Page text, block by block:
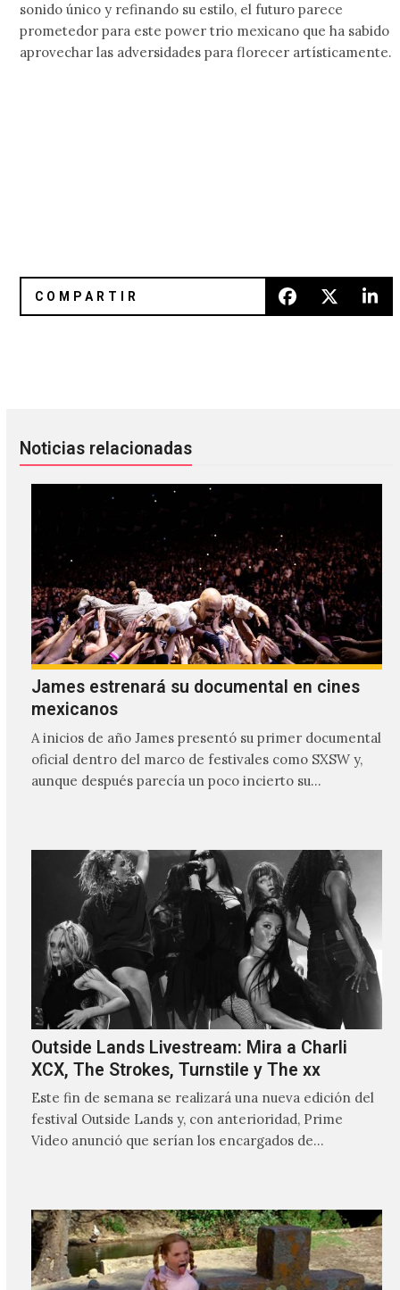
sonido único y refinando su estilo, el futuro parece
prometedor para este power trio mexicano que ha sabido
aprovechar las adversidades para florecer artísticamente.
Noticias relacionadas
James estrenará su documental en cines
mexicanos
A inicios de año James presentó su primer documental
oficial dentro del marco de festivales como SXSW y,
aunque después parecía un poco incierto su…
Outside Lands Livestream: Mira a Charli
XCX, The Strokes, Turnstile y The xx
Este fin de semana se realizará una nueva edición del
festival Outside Lands y, con anterioridad, Prime
Video anunció que serían los encargados de